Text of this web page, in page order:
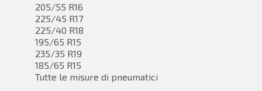
205/55 R16
225/45 R17
225/40 R18
195/65 R15
235/35 R19
185/65 R15
Tutte le misure di pneumatici